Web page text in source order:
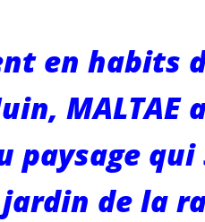
en habits
MALTAE
paysage qui
de la